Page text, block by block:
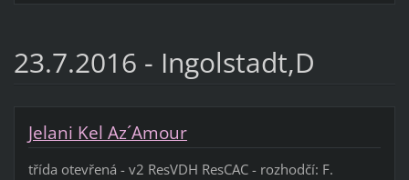
23.7.2016 - Ingolstadt,D
Jelani Kel Az´Amour
třída otevřená - v2 ResVDH ResCAC - rozhodčí: F.